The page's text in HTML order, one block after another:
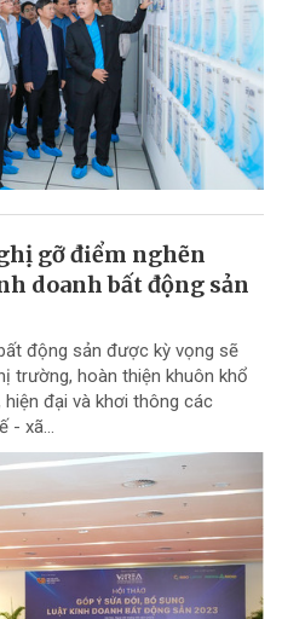
gỡ điểm nghẽn
doanh bất động sản
động sản được kỳ vọng sẽ
trường, hoàn thiện khuôn khổ
đại và khơi thông các
- xã...